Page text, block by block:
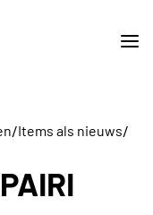
/Items als nieuws/